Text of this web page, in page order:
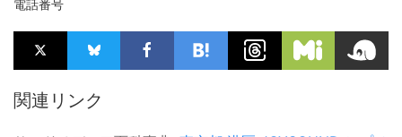
電話番号
関連リンク